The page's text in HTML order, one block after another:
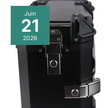
Juin
21
2026